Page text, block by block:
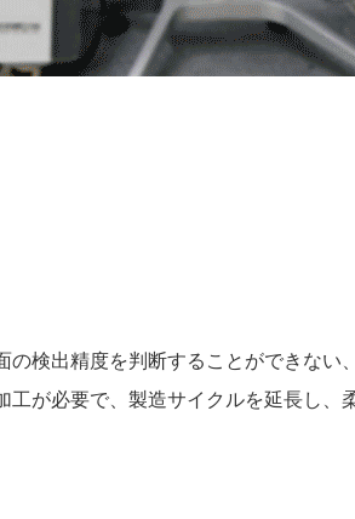
検出精度を判断することができない
が必要で、製造サイクルを延長し、